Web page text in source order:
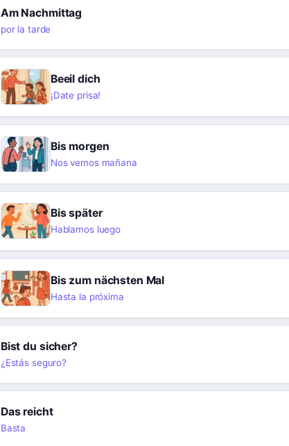
Am Nachmittag
por la tarde
Beeil dich
¡Date prisa!
Bis morgen
Nos vemos mañana
Bis später
Hablamos luego
Bis zum nächsten Mal
Hasta la próxima
Bist du sicher?
¿Estás seguro?
Das reicht
Basta